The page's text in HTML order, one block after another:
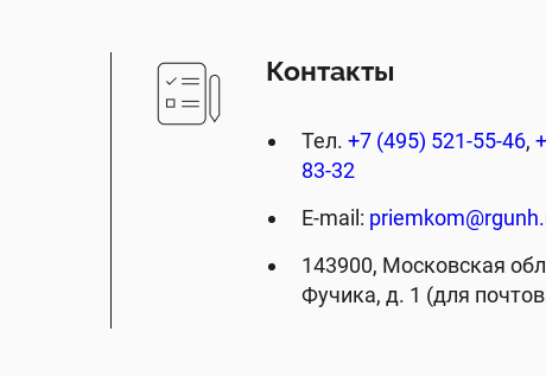
Контакты
Тел. +7 (495) 521-55-46,
83-32
E-mail:
143900, Московская
Фучика, д. 1 (для